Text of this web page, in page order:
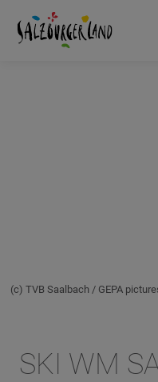
Zum InhaltAccesskey
[0]
Zur NavigationAccesskey
[1]
Zum Seitenanfang
Zum Fuß-BereichAccesskey
[3]
(c) TVB Saalbach / GEPA
SKI WM